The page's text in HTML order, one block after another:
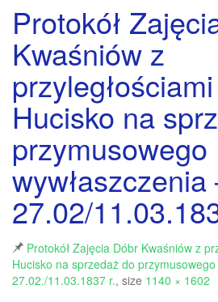
Protokół
Kwaśniów z
Hucisko na
przymusowego
wywłaszczenia
27.02/
Protokół Zajęcia Dóbr Kwaśniów z
Hucisko na sprzedaż do przymusowego
27.02./11.03.1837 r., size 1140 × 1602